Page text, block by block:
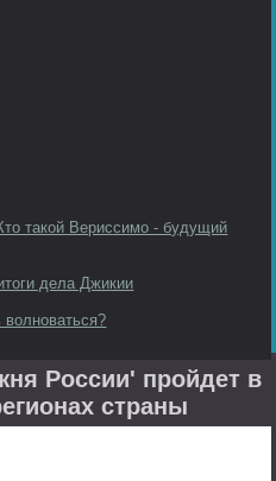
такой Вериссимо - будущий
дела Джикии
России' пройдет в
страны